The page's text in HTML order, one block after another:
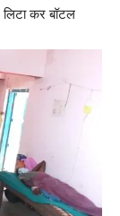
कर बॉटल